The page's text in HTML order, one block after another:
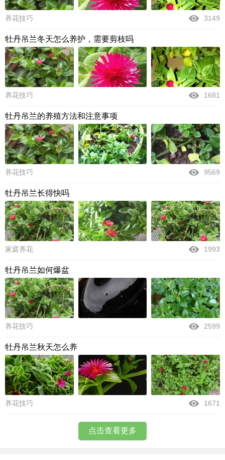
养花技巧 3149
牡丹吊兰冬天怎么养护，需要剪枝吗
养花技巧 1681
牡丹吊兰的养殖方法和注意事项
养花技巧 9569
牡丹吊兰长得快吗
家庭养花 1993
牡丹吊兰如何爆盆
养花技巧 2599
牡丹吊兰秋天怎么养
养花技巧 1671
点击查看更多